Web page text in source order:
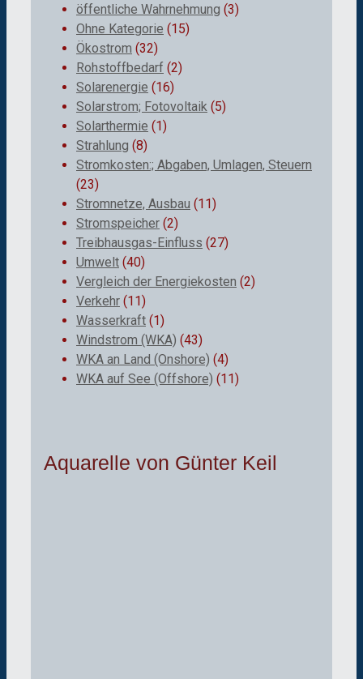
öffentliche Wahrnehmung (3)
Ohne Kategorie (15)
Ökostrom (32)
Rohstoffbedarf (2)
Solarenergie (16)
Solarstrom; Fotovoltaik (5)
Solarthermie (1)
Strahlung (8)
Stromkosten:; Abgaben, Umlagen, Steuern
(23)
Stromnetze, Ausbau (11)
Stromspeicher (2)
Treibhausgas-Einfluss (27)
Umwelt (40)
Vergleich der Energiekosten (2)
Verkehr (11)
Wasserkraft (1)
Windstrom (WKA) (43)
WKA an Land (Onshore) (4)
WKA auf See (Offshore) (11)
Aquarelle von Günter Keil